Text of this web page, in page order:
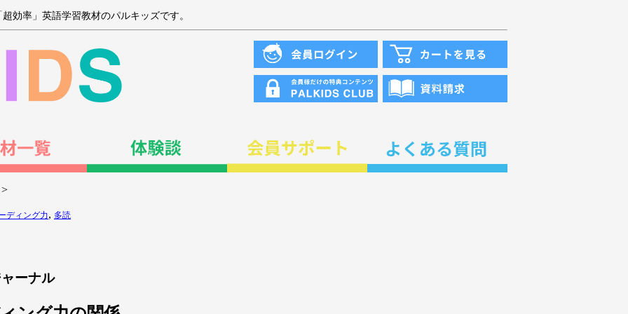
効率」英語学習教材のパルキッズです。
ディング力, 多読
ーナル